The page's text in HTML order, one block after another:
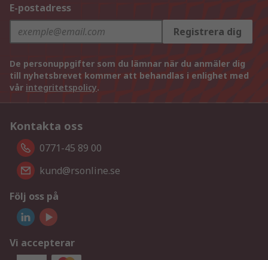
E-postadress
Registrera dig
De personuppgifter som du lämnar när du anmäler dig
till nyhetsbrevet kommer att behandlas i enlighet med
vår integritetspolicy.
Kontakta oss
0771-45 89 00
kund@rsonline.se
Följ oss på
Vi accepterar